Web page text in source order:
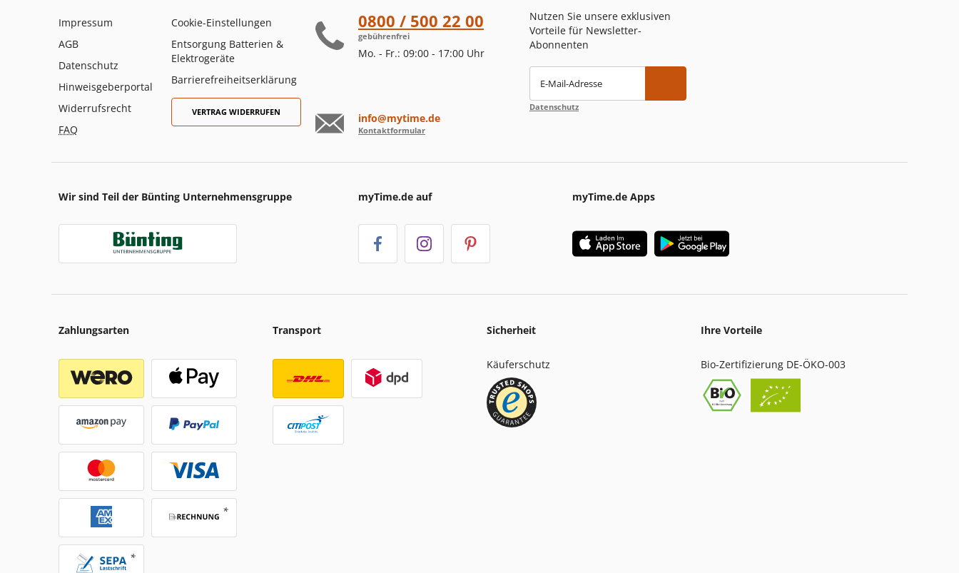
Impressum
AGB
Datenschutz
Hinweisgeberportal
Widerrufsrecht
FAQ
Cookie-Einstellungen
Entsorgung Batterien &
Elektrogeräte
Barrierefreiheitserklärung
VERTRAG WIDERRUFEN
0800 / 500 22 00
gebührenfrei
Mo. - Fr.: 09:00 - 17:00 Uhr
info@mytime.de
Kontaktformular
Nutzen Sie unsere exklusiven
Vorteile für Newsletter-
Abonnenten
E-Mail-Adresse
Datenschutz
Wir sind Teil der Bünting Unternehmensgruppe myTime.de auf myTime.de Apps
Zahlungsarten Transport Sicherheit
Käuferschutz
Ihre Vorteile
Bio-Zertifizierung DE-ÖKO-003